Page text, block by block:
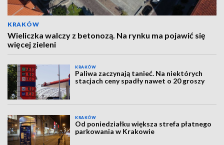
KRAKÓW
Wieliczka walczy z betonozą. Na rynku ma pojawić się
więcej zieleni
KRAKÓW
Paliwa zaczynają tanieć. Na niektórych
stacjach ceny spadły nawet o 20 groszy
KRAKÓW
Od poniedziałku większa strefa płatnego
parkowania w Krakowie